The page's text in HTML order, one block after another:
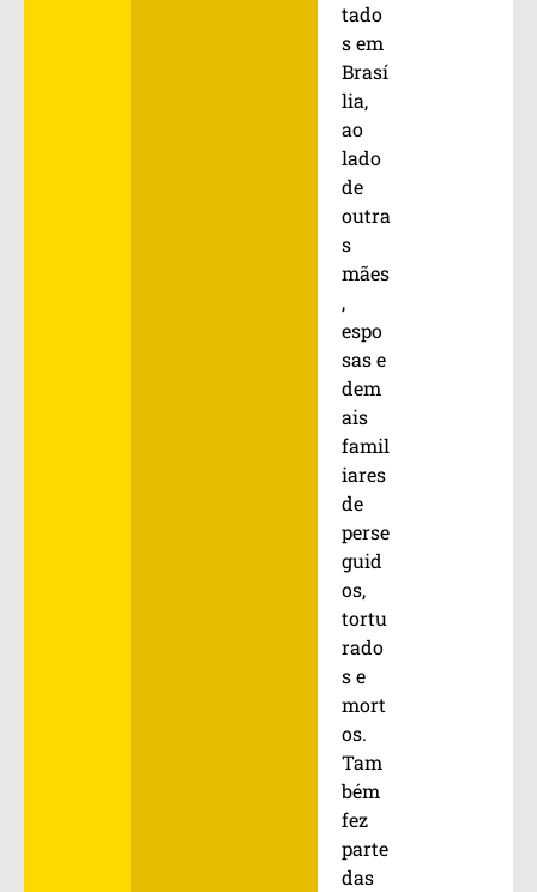
tado
s em
Brasí
lia,
ao
lado
de
outra
s
mães
,
espo
sas e
dem
ais
famil
iares
de
perse
guid
os,
tortu
rado
s e
mort
os.
Tam
bém
fez
parte
das